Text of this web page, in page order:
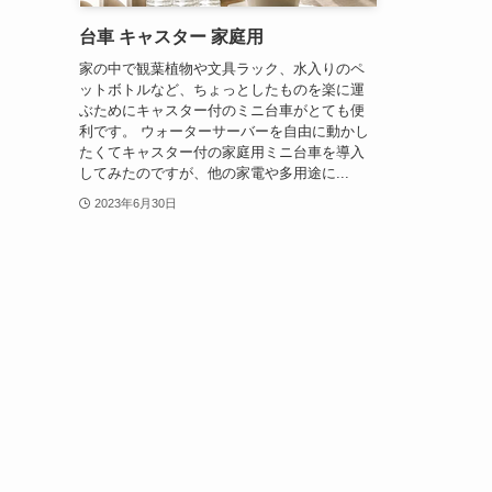
台車 キャスター 家庭用
家の中で観葉植物や文具ラック、水入りのペ
ットボトルなど、ちょっとしたものを楽に運
ぶためにキャスター付のミニ台車がとても便
利です。 ウォーターサーバーを自由に動かし
たくてキャスター付の家庭用ミニ台車を導入
してみたのですが、他の家電や多用途に...
2023年6月30日